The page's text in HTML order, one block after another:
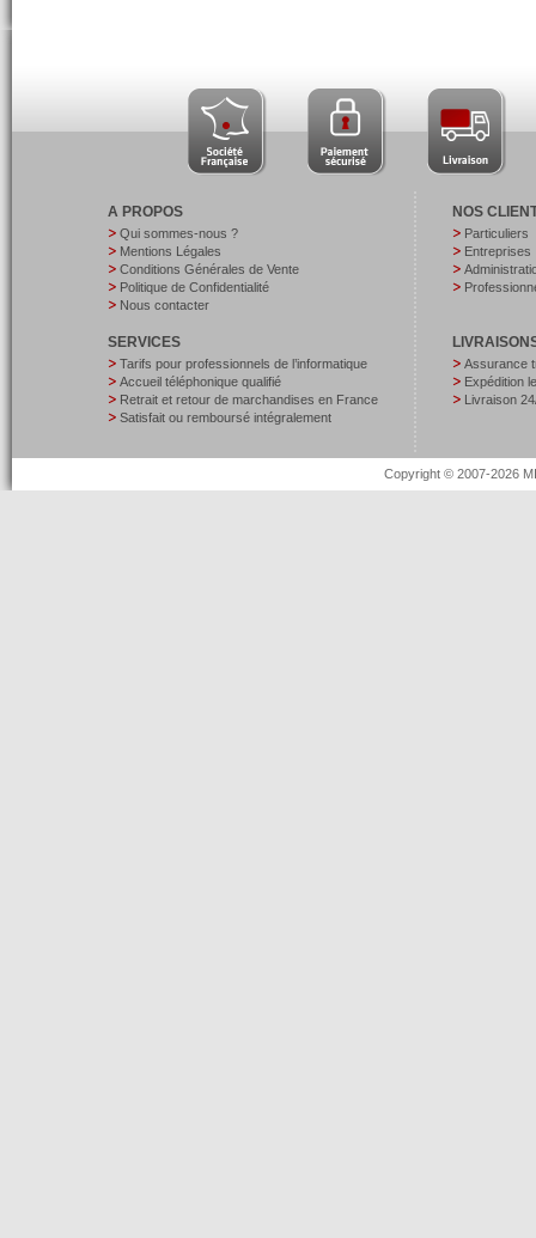
A PROPOS
Qui sommes-nous ?
Mentions Légales
Conditions Générales de Vente
Politique de Confidentialité
Nous contacter
SERVICES
Tarifs pour professionnels de l’informatique
Accueil téléphonique qualifié
Retrait et retour de marchandises en France
Satisfait ou remboursé intégralement
NOS
Particuliers
Entreprises
Assurance
Expédition
Livraison
Copyright © 2007-2026